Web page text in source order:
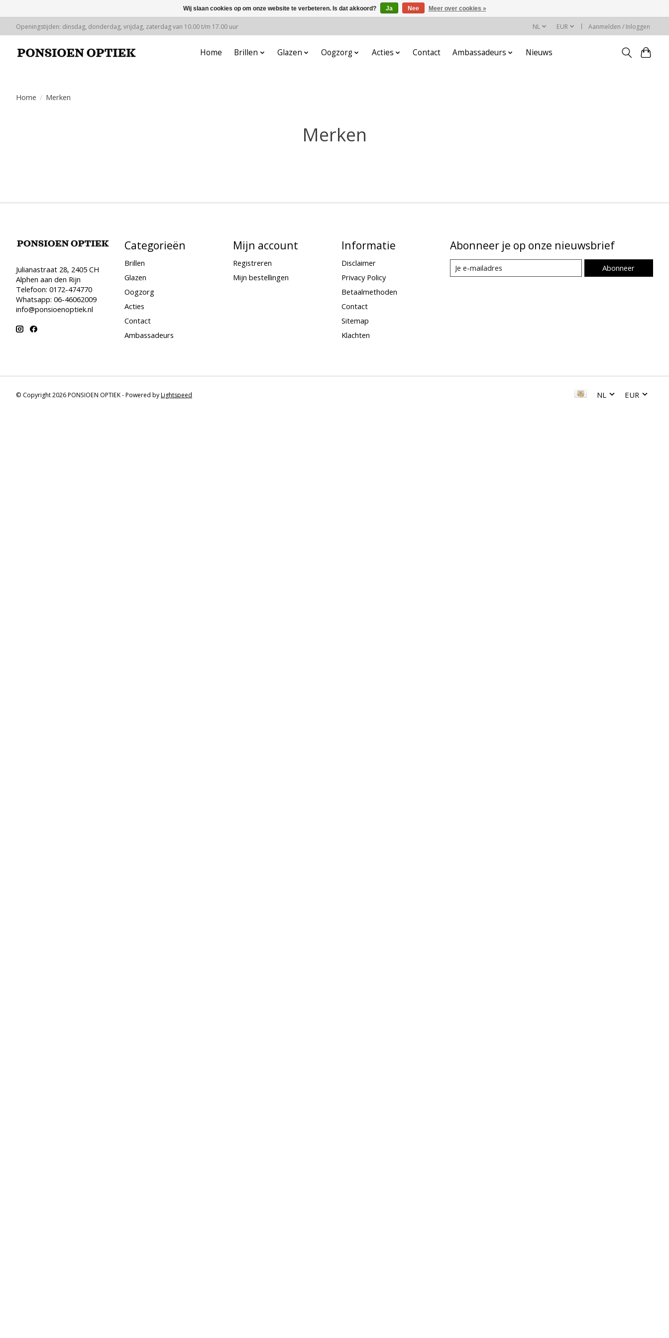
Openingstijden: dinsdag, donderdag, vrijdag, zaterdag van 10.00 t/m 17.00 uur NL EUR Aanmelden / Inloggen
Home Brillen Glazen Oogzorg Acties Contact Ambassadeurs Nieuws
Home / Merken
Merken
Julianastraat 28, 2405 CH
Alphen aan den Rijn
Telefoon: 0172-474770
Whatsapp: 06-46062009
info@ponsioenoptiek.nl
Categorieën
Brillen
Glazen
Oogzorg
Acties
Contact
Ambassadeurs
Mijn account
Registreren
Mijn bestellingen
Informatie
Disclaimer
Privacy Policy
Betaalmethoden
Contact
Sitemap
Klachten
Abonneer je op onze nieuwsbrief
Abonneer
© Copyright 2026 PONSIOEN OPTIEK - Powered byLightspeed NL EUR
Wij slaan cookies op om onze website te verbeteren. Is dat akkoord? Ja Nee Meer over cookies »